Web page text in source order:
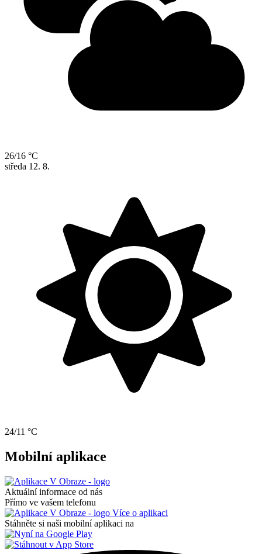
26/16 °C
středa 12. 8.
24/11 °C
Mobilní aplikace
Aktuální informace od nás
Přímo ve vašem telefonu
Více o aplikaci
Stáhněte si naši mobilní aplikaci na